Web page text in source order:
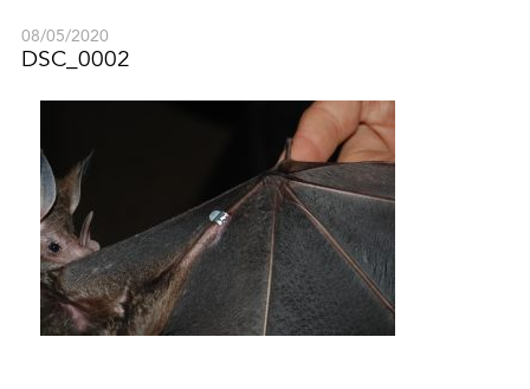
08/05/2020
DSC_0002